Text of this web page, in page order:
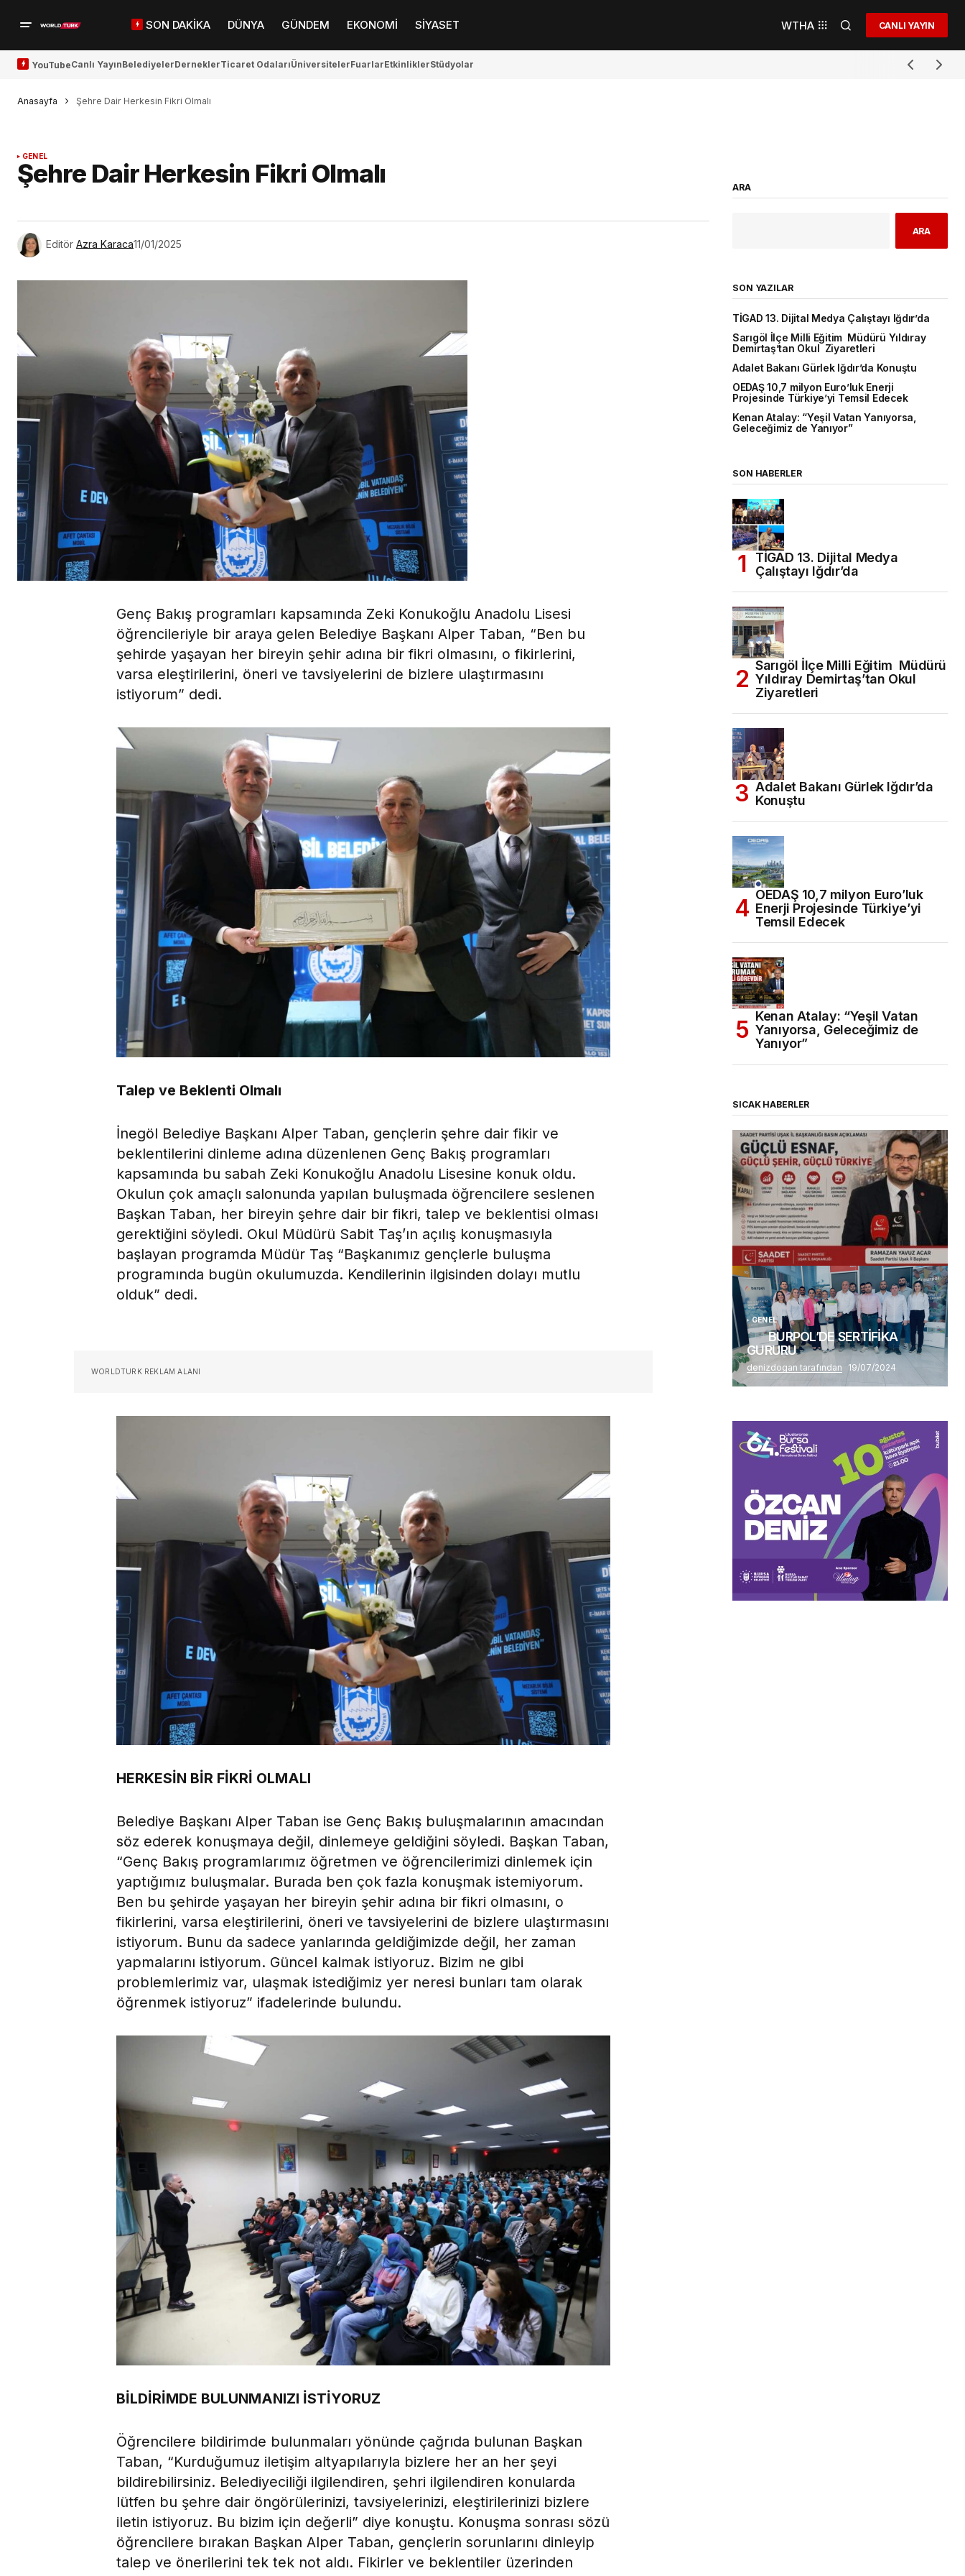
SON DAKİKA DÜNYA GÜNDEM EKONOMİ SİYASET WTHA CANLI YAYIN
YouTubeCanlı YayınBelediyelerDerneklerTicaret OdalarıÜniversitelerFuarlarEtkinliklerStüdyolar
Anasayfa Şehre Dair Herkesin Fikri Olmalı
GENEL
Şehre Dair Herkesin Fikri Olmalı
Editör Azra Karaca11/01/2025
Genç Bakış programları kapsamında Zeki Konukoğlu Anadolu Lisesi
öğrencileriyle bir araya gelen Belediye Başkanı Alper Taban, “Ben bu
şehirde yaşayan her bireyin şehir adına bir fikri olmasını, o fikirlerini,
varsa eleştirilerini, öneri ve tavsiyelerini de bizlere ulaştırmasını
istiyorum” dedi.
Talep ve Beklenti Olmalı
İnegöl Belediye Başkanı Alper Taban, gençlerin şehre dair fikir ve
beklentilerini dinleme adına düzenlenen Genç Bakış programları
kapsamında bu sabah Zeki Konukoğlu Anadolu Lisesine konuk oldu.
Okulun çok amaçlı salonunda yapılan buluşmada öğrencilere seslenen
Başkan Taban, her bireyin şehre dair bir fikri, talep ve beklentisi olması
gerektiğini söyledi. Okul Müdürü Sabit Taş’ın açılış konuşmasıyla
başlayan programda Müdür Taş “Başkanımız gençlerle buluşma
programında bugün okulumuzda. Kendilerinin ilgisinden dolayı mutlu
olduk” dedi.
WORLDTURK REKLAM ALANI
HERKESİN BİR FİKRİ OLMALI
Belediye Başkanı Alper Taban ise Genç Bakış buluşmalarının amacından
söz ederek konuşmaya değil, dinlemeye geldiğini söyledi. Başkan Taban,
“Genç Bakış programlarımız öğretmen ve öğrencilerimizi dinlemek için
yaptığımız buluşmalar. Burada ben çok fazla konuşmak istemiyorum.
Ben bu şehirde yaşayan her bireyin şehir adına bir fikri olmasını, o
fikirlerini, varsa eleştirilerini, öneri ve tavsiyelerini de bizlere ulaştırmasını
istiyorum. Bunu da sadece yanlarında geldiğimizde değil, her zaman
yapmalarını istiyorum. Güncel kalmak istiyoruz. Bizim ne gibi
problemlerimiz var, ulaşmak istediğimiz yer neresi bunları tam olarak
öğrenmek istiyoruz” ifadelerinde bulundu.
BİLDİRİMDE BULUNMANIZI İSTİYORUZ
Öğrencilere bildirimde bulunmaları yönünde çağrıda bulunan Başkan
Taban, “Kurduğumuz iletişim altyapılarıyla bizlere her an her şeyi
bildirebilirsiniz. Belediyeciliği ilgilendiren, şehri ilgilendiren konularda
lütfen bu şehre dair öngörülerinizi, tavsiyelerinizi, eleştirilerinizi bizlere
iletin istiyoruz. Bu bizim için değerli” diye konuştu. Konuşma sonrası sözü
öğrencilere bırakan Başkan Alper Taban, gençlerin sorunlarını dinleyip
talep ve önerilerini tek tek not aldı. Fikirler ve beklentiler üzerinden
ARA
ARA
SON YAZILAR
TİGAD 13. Dijital Medya Çalıştayı Iğdır’da
Sarıgöl İlçe Milli Eğitim Müdürü Yıldıray
Demirtaş’tan Okul Ziyaretleri
Adalet Bakanı Gürlek Iğdır’da Konuştu
OEDAŞ 10,7 milyon Euro’luk Enerji
Projesinde Türkiye’yi Temsil Edecek
Kenan Atalay: “Yeşil Vatan Yanıyorsa,
Geleceğimiz de Yanıyor”
SON HABERLER
TİGAD 13. Dijital Medya
Çalıştayı Iğdır’da
Sarıgöl İlçe Milli Eğitim Müdürü
Yıldıray Demirtaş’tan Okul
Ziyaretleri
Adalet Bakanı Gürlek Iğdır’da
Konuştu
OEDAŞ 10,7 milyon Euro’luk
Enerji Projesinde Türkiye’yi
Temsil Edecek
Kenan Atalay: “Yeşil Vatan
Yanıyorsa, Geleceğimiz de
Yanıyor”
SICAK HABERLER
(başlıksız)
Alaattin Karahan tarafından 14/07/2026
GENEL
BURPOL’DE SERTİFİKA
GURURU
denizdogan tarafından 19/07/2024